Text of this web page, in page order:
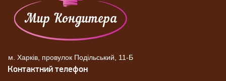
м. Харків, провулок Подільський, 11-Б
Контактний телефон